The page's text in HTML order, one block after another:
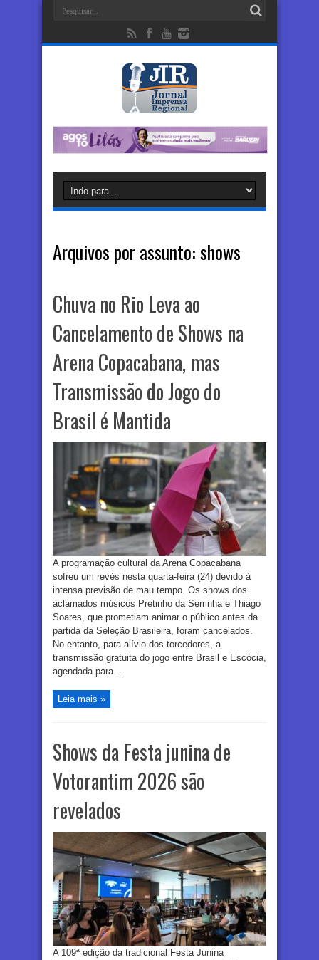
Arquivos por assunto:shows
Chuva no Rio Leva ao
Cancelamento de Shows na
Arena Copacabana, mas
Transmissão do Jogo do
Brasil é Mantida
A programação cultural da Arena Copacabana
sofreu um revés nesta quarta-feira (24) devido à
intensa previsão de mau tempo. Os shows dos
aclamados músicos Pretinho da Serrinha e Thiago
Soares, que prometiam animar o público antes da
partida da Seleção Brasileira, foram cancelados.
No entanto, para alívio dos torcedores, a
transmissão gratuita do jogo entre Brasil e Escócia,
agendada para ...
Leia mais »
Shows da Festa junina de
Votorantim 2026 são
revelados
A 109ª edição da tradicional Festa Junina